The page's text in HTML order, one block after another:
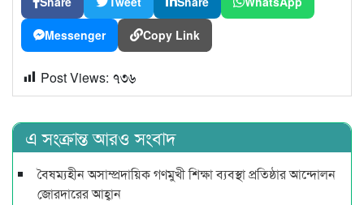
Messenger Copy Link
Post Views: ৭৩৬
এ সংক্রান্ত আরও সংবাদ
বৈষম্যহীন অসাম্প্রদায়িক গণমুখী শিক্ষা ব্যবস্থা প্রতিষ্ঠার আন্দোলন
জোরদারের আহ্বান